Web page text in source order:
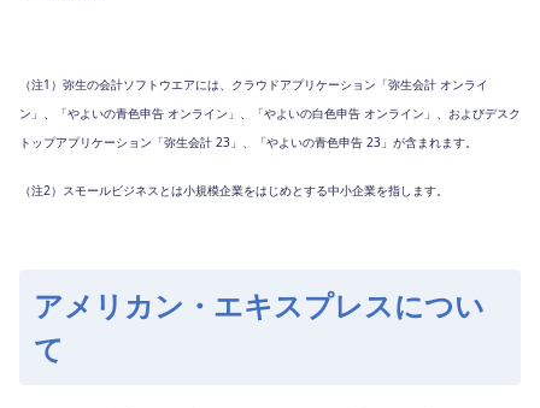
（注1）弥生の会計ソフトウエアには、クラウドアプリケーション「弥生会計 オンライ
ン」、「やよいの青色申告 オンライン」、「やよいの白色申告 オンライン」、およびデスク
トップアプリケーション「弥生会計 23」、「やよいの青色申告 23」が含まれます。
（注2）スモールビジネスとは小規模企業をはじめとする中小企業を指します。
アメリカン・エキスプレスについ
て